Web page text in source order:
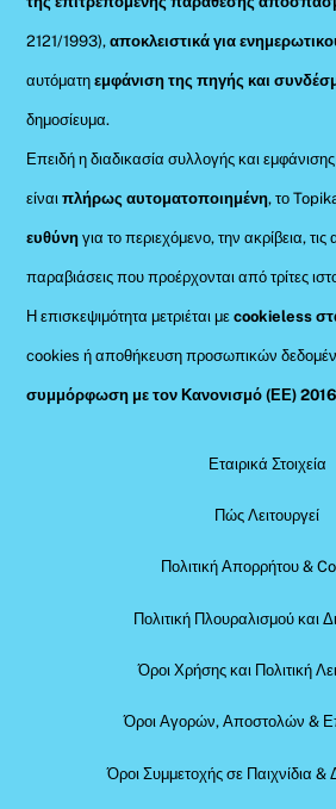
2121/1993), αποκλειστικά για
αυτόματηεμφάνιση της πηγής και
δημοσίευμα.
Επειδή η διαδικασία συλλογής και
είναιπλήρως αυτοματοποιημένη, το
ευθύνη για το περιεχόμενο, την ακρίβεια,
παραβιάσεις που προέρχονται από τρίτες
Η επισκεψιμότητα μετριέται μεcookieless
cookies ή αποθήκευση προσωπικών
συμμόρφωση με τον Κανονισμό (ΕΕ)
Εταιρικά Στοιχεία
Πώς Λειτουργεί
Πολιτική Απορρήτου &
Πολιτική Πλουραλισμού και
Όροι Χρήσης και Πολιτική
Όροι Αγορών, Αποστολών &
Όροι Συμμετοχής σε Παιχνίδια &